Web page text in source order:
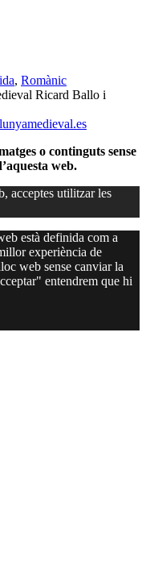
, Romànic
Ricard Ballo i
o continguts sense
web.
acceptes utilitzar les
està definida com a
experiència de
web sense canviar la
entendrem que hi